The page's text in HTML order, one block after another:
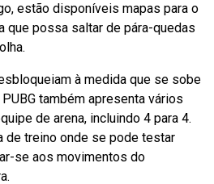
estão disponíveis mapas para o
que possa saltar de pára-quedas
à medida que se sobe
também apresenta vários
de arena, incluindo 4 para 4.
de treino onde se pode testar
se aos movimentos do